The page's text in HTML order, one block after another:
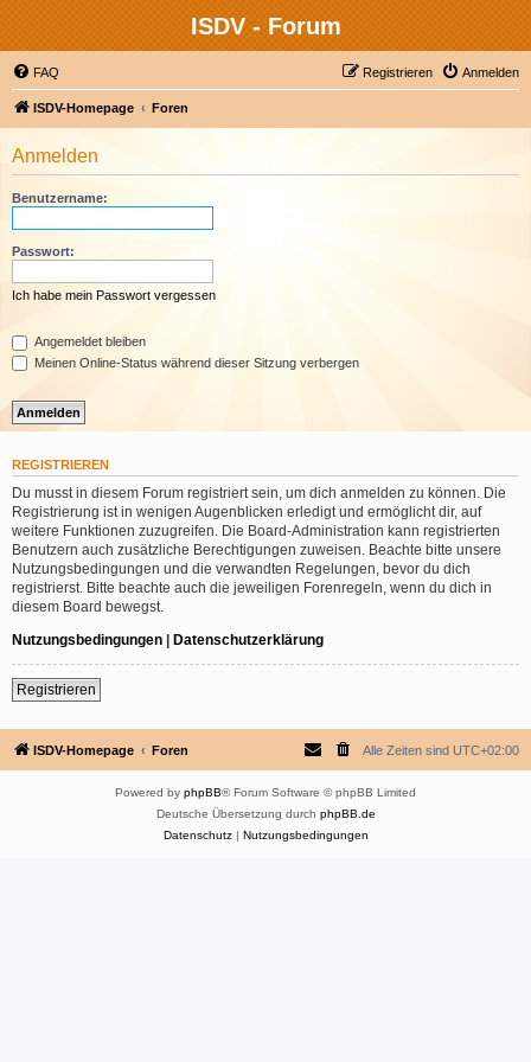
ISDV - Forum
FAQ Anmelden
Registrieren
ISDV-Homepage Foren
Anmelden
Benutzername:
Passwort:
Ich habe mein Passwort vergessen
Angemeldet bleiben
Meinen Online-Status während dieser Sitzung verbergen
REGISTRIEREN
Du musst in diesem Forum registriert sein, um dich anmelden zu können. Die
Registrierung ist in wenigen Augenblicken erledigt und ermöglicht dir, auf
weitere Funktionen zuzugreifen. Die Board-Administration kann registrierten
Benutzern auch zusätzliche Berechtigungen zuweisen. Beachte bitte unsere
Nutzungsbedingungen und die verwandten Regelungen, bevor du dich
registrierst. Bitte beachte auch die jeweiligen Forenregeln, wenn du dich in
diesem Board bewegst.
Nutzungsbedingungen | Datenschutzerklärung
Registrieren
ISDV-Homepage Foren Alle Zeiten sind UTC+02:00
Powered by phpBB® Forum Software © phpBB Limited
Deutsche Übersetzung durch phpBB.de
Datenschutz| Nutzungsbedingungen